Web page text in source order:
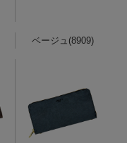
ベージュ(8909)